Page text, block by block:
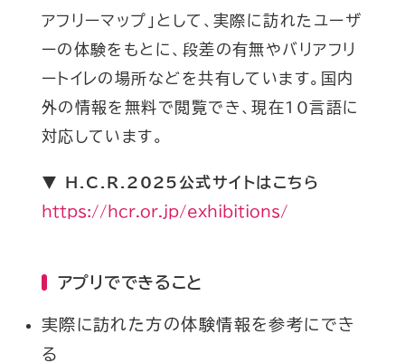
アフリーマップ」として、実際に訪れたユーザ
ーの体験をもとに、段差の有無やバリアフリ
ートイレの場所などを共有しています。国内
外の情報を無料で閲覧でき、現在10言語に
対応しています。
▼ H.C.R.2025公式サイトはこちら
https://hcr.or.jp/exhibitions/
アプリでできること
実際に訪れた方の体験情報を参考にでき
る